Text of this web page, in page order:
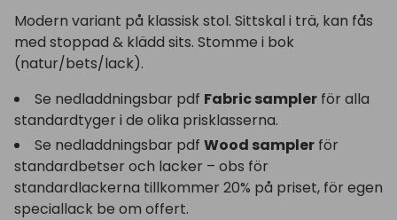
Modern variant på klassisk stol. Sittskal i trä, kan fås
med stoppad & klädd sits. Stomme i bok
(natur/bets/lack).
Se nedladdningsbar pdf Fabric sampler för alla
standardtyger i de olika prisklasserna.
Se nedladdningsbar pdf Wood sampler för
standardbetser och lacker – obs för
standardlackerna tillkommer 20% på priset, för egen
speciallack be om offert.